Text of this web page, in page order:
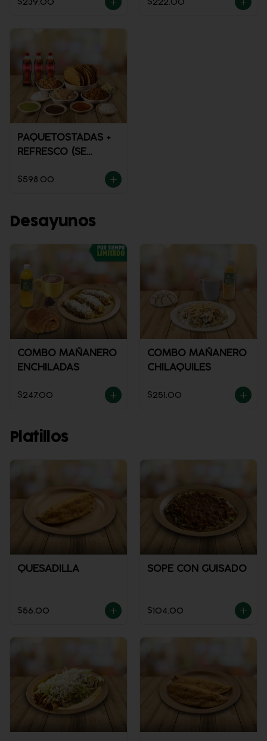
$239.00 $222.00
PAQUETOSTADAS +
REFRESCO (SE
$598.00
Desayunos
COMBO MAÑANERO
ENCHILADAS
$247.00
COMBO MAÑANERO
CHILAQUILES
$251.00
Platillos
QUESADILLA
$56.00
SOPE CON GUISADO
$104.00